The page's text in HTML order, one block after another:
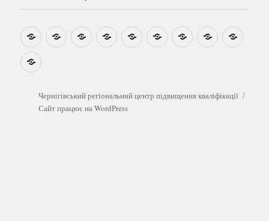
НовиниНавчально-
методичні
Ми
на
Звіти Про
центр
План
графік
Розумовські
зустрічі
Реєстрація
Які
безоплатні
можна
пройти
у
Чернігівський регіональний центр підвищення кваліфікації
Сайт працює на WordPress